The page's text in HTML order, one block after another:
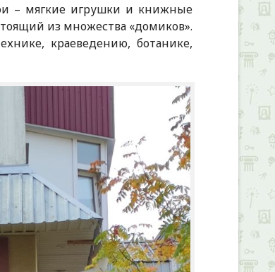
– мягкие игрушки и книжные
из множества «домиков».
краеведению, ботанике,